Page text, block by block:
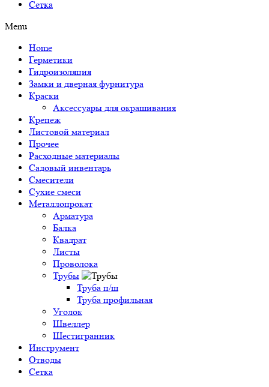
Сетка
Menu
Home
Герметики
Гидроизоляция
Замки и дверная фурнитура
Краски
Аксессуары для окрашивания
Крепеж
Листовой материал
Прочее
Расходные материалы
Садовый инвентарь
Смесители
Сухие смеси
Металлопрокат
Арматура
Балка
Квадрат
Листы
Проволока
Трубы
Труба п/ш
Труба профильная
Уголок
Швеллер
Шестигранник
Инструмент
Отводы
Сетка